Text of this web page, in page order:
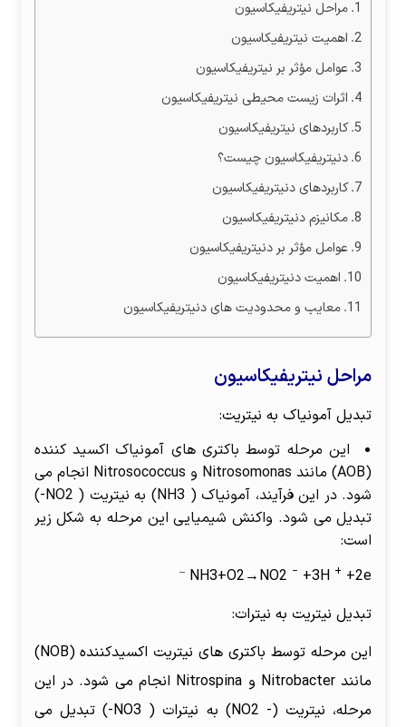
مراحل نیتریفیکاسیون
اهمیت نیتریفیکاسیون
عوامل مؤثر بر نیتریفیکاسیون
اثرات زیست محیطی نیتریفیکاسیون
کاربردهای نیتریفیکاسیون
دنیتریفیکاسیون چیست؟
کاربردهای دنیتریفیکاسیون
مکانیزم دنیتریفیکاسیون
عوامل مؤثر بر دنیتریفیکاسیون
اهمیت دنیتریفیکاسیون
معایب و محدودیت های دنیتریفیکاسیون
مراحل نیتریفیکاسیون
تبدیل آمونیاک به نیتریت:
این مرحله توسط باکتری های آمونیاک اکسید کننده
(AOB) مانند Nitrosomonas و Nitrosococcus انجام می
شود. در این فرآیند، آمونیاک ( NH3) به نیتریت ( NO2-)
تبدیل می شود. واکنش شیمیایی این مرحله به شکل زیر
است:
NH3+O2→NO2 − +3H + +2e
–
تبدیل نیتریت به نیترات:
این مرحله توسط باکتری های نیتریت اکسیدکننده (NOB)
مانند Nitrobacter و Nitrospina انجام می شود. در این
مرحله، نیتریت (- NO2) به نیترات ( NO3-) تبدیل می